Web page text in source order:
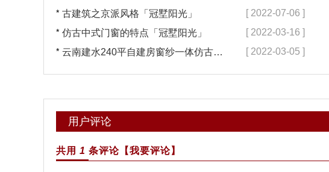
* 古建筑之京派风格「冠墅阳光」 [ 2022-07-06 ]
* 仿古中式门窗的特点「冠墅阳光」 [ 2022-03-16 ]
* 云南建水240平自建房窗纱一体仿古门窗完工「冠墅阳光」 [ 2022-03-05 ]
用户评论
共用 1 条评论 【我要评论】